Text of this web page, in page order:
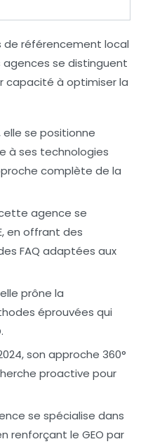
de référencement local
agences se distinguent
capacité à optimiser la
elle se positionne
à ses technologies
complète de la
agence se
en offrant des
FAQ adaptées aux
prône la
éprouvées qui
.
son approche 360°
proactive pour
se spécialise dans
renforçant le GEO par